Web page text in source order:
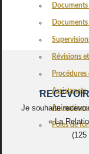
Documents
Révisions
Assistanats
Animations
Pôles de
Je souhaite
« La
(125